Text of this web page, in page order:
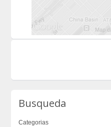
Busqueda
Categorias